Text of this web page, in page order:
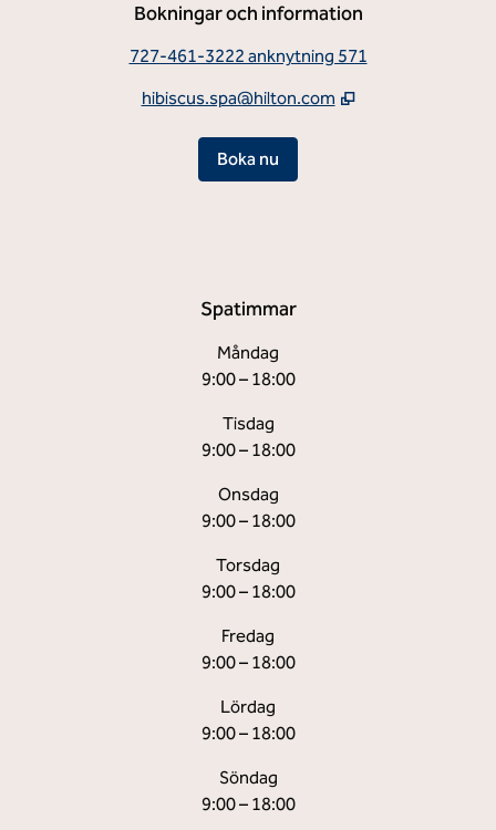
Bokningar och information
727-461-3222 anknytning 571
hibiscus.spa@hilton.com
Boka nu
Spatimmar
Måndag
9:00 – 18:00
Tisdag
9:00 – 18:00
Onsdag
9:00 – 18:00
Torsdag
9:00 – 18:00
Fredag
9:00 – 18:00
Lördag
9:00 – 18:00
Söndag
9:00 – 18:00